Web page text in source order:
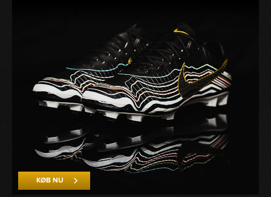
KØB NU